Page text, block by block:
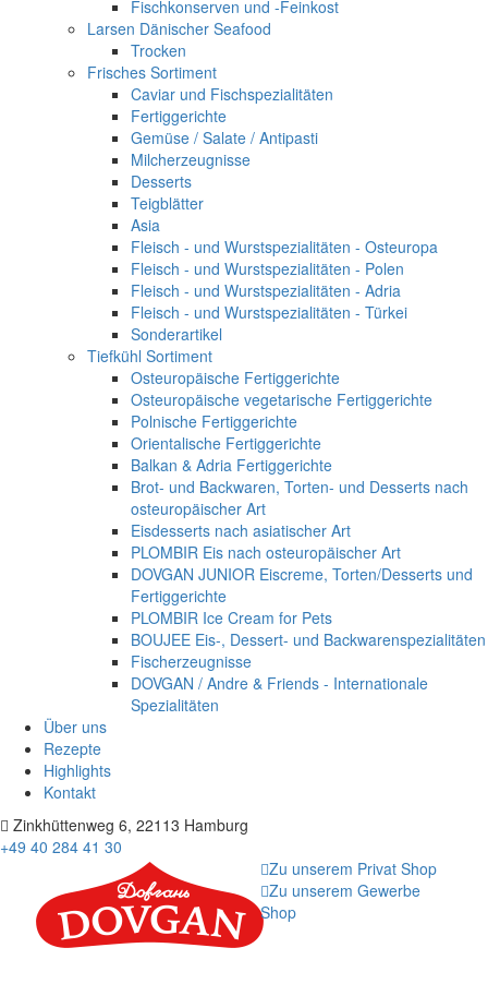
Fischkonserven und -Feinkost
Larsen Dänischer Seafood
Trocken
Frisches Sortiment
Caviar und Fischspezialitäten
Fertiggerichte
Gemüse / Salate / Antipasti
Milcherzeugnisse
Desserts
Teigblätter
Asia
Fleisch - und Wurstspezialitäten - Osteuropa
Fleisch - und Wurstspezialitäten - Polen
Fleisch - und Wurstspezialitäten - Adria
Fleisch - und Wurstspezialitäten - Türkei
Sonderartikel
Tiefkühl Sortiment
Osteuropäische Fertiggerichte
Osteuropäische vegetarische Fertiggerichte
Polnische Fertiggerichte
Orientalische Fertiggerichte
Balkan & Adria Fertiggerichte
Brot- und Backwaren, Torten- und Desserts nach
osteuropäischer Art
Eisdesserts nach asiatischer Art
PLOMBIR Eis nach osteuropäischer Art
DOVGAN JUNIOR Eiscreme, Torten/Desserts und
Fertiggerichte
PLOMBIR Ice Cream for Pets
BOUJEE Eis-, Dessert- und Backwarenspezialitäten
Fischerzeugnisse
DOVGAN / Andre & Friends - Internationale
Spezialitäten
Über uns
Rezepte
Highlights
Kontakt
Zinkhüttenweg 6, 22113 Hamburg
+49 40 284 41 30
Zu unserem Privat Shop
Zu unserem Gewerbe
Shop